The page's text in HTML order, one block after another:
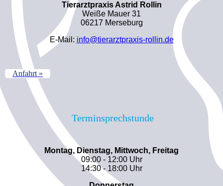
Tierarztpraxis Astrid Rollin
Weiße Mauer 31
06217 Merseburg
E-Mail: info@tierarztpraxis-rollin.de
Anfahrt »
Terminsprechstunde
Montag, Dienstag, Mittwoch, Freitag
09:00 - 12:00 Uhr
14:30 - 18:00 Uhr